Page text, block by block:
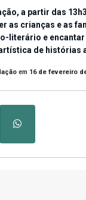
a partir das
as crianças e as
literário e
de histórias
em 16 de fevereiro